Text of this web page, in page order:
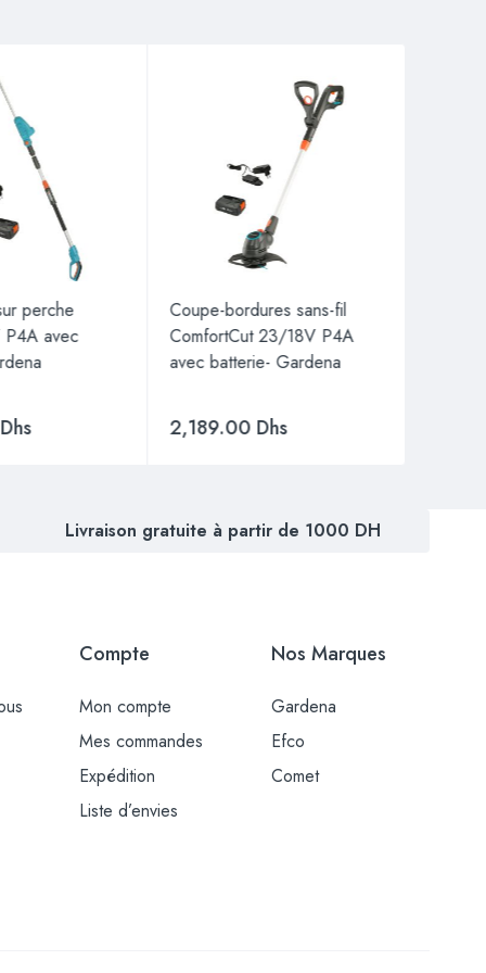
perche
avec
Dhs
Coupe-bordures sans-fil
ComfortCut 23/18V P4A
avec batterie- Gardena
2,189.00 Dhs
Livraison gratuite à partir de 1000 DH
Compte
Mon compte
Mes commandes
Expédition
Liste d’envies
Nos Marques
Gardena
Efco
Comet